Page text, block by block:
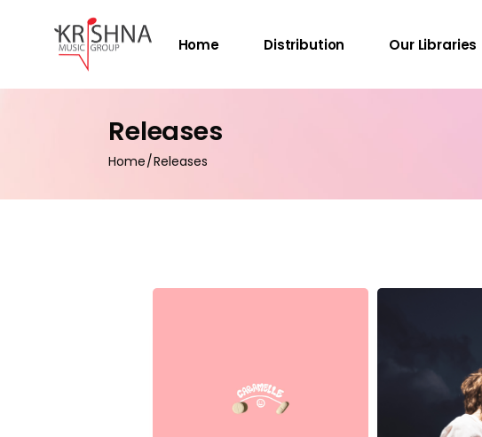
Home Distribution Our Libraries
Releases
Home Releases